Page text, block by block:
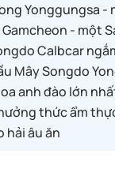
Yonggungsa
- một
Calbcar
Mây Songdo
anh đào lớn
thức ẩm
hải âu ăn